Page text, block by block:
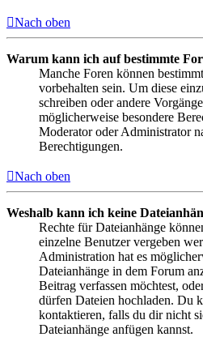
Nach oben
Warum kann ich auf bestimmte
Manche Foren können
vorbehalten sein. Um diese
schreiben oder andere
möglicherweise besondere
Moderator oder Administrator
Berechtigungen.
Nach oben
Weshalb kann ich keine
Rechte für Dateianhänge
einzelne Benutzer vergeben
Administration hat es
Dateianhänge in dem Forum
Beitrag verfassen möchtest,
dürfen Dateien hochladen. Du
kontaktieren, falls du dir nicht
Dateianhänge anfügen kannst.